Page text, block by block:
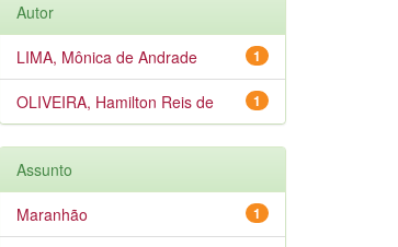
Autor
1
LIMA, Mônica de Andrade
1
OLIVEIRA, Hamilton Reis de
Assunto
1
Maranhão